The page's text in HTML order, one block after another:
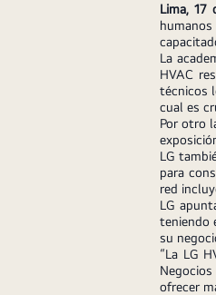
Lima, 17
La
HVAC
técnicos
cual es
Por otro
LG
para
red
LG
teniendo
su
“La LG
ofrecer